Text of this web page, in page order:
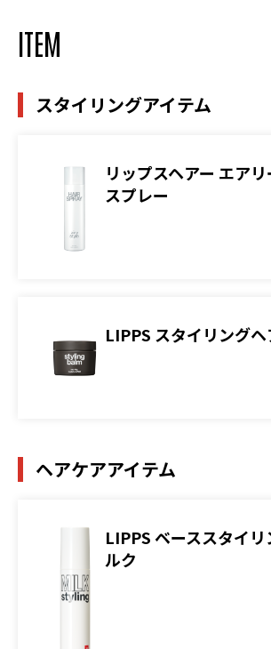
ITEM
スタイリングアイテム
リップスヘアー エア
スプレー
LIPPS スタイリングヘ
ヘアケアアイテム
LIPPS ベーススタイリ
ルク